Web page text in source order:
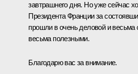
завтрашнего дня. Но уже сейчас
Президента Франции за
прошли в очень деловой и
весьма полезными.
Благодарю вас за внимание.